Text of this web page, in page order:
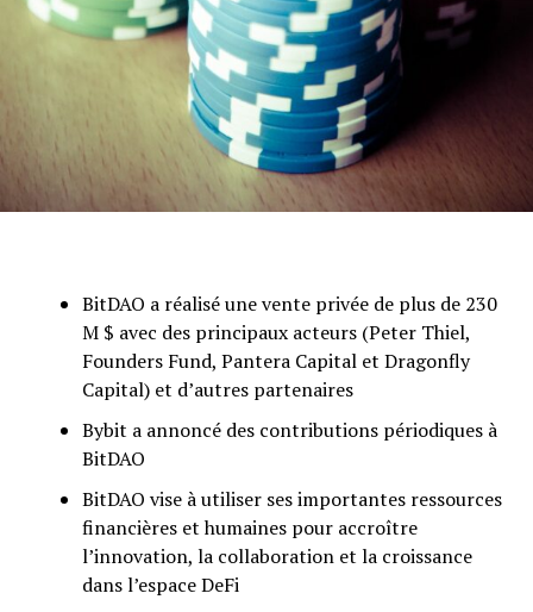
BitDAO a réalisé une vente privée de plus de 230
M $ avec des principaux acteurs (Peter Thiel,
Founders Fund, Pantera Capital et Dragonfly
Capital) et d’autres partenaires
Bybit a annoncé des contributions périodiques à
BitDAO
BitDAO vise à utiliser ses importantes ressources
financières et humaines pour accroître
l’innovation, la collaboration et la croissance
dans l’espace DeFi